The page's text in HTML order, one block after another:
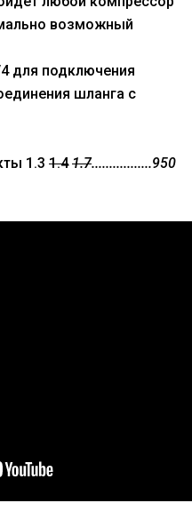
возможный
для подключения
шланга с
1.3 1.4 1.7.................950